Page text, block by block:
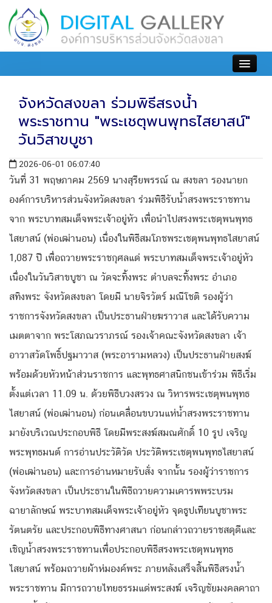
จังหวัดสงขลา ร่วมพิธีสรงน้ำ
พระราชทาน "พระเชตุพนพุทธไสยาสน์"
วันวิสาขบูชา
2026-06-01 06:07:40
วันที่ 31 พฤษภาคม 2569 นางสุรียพรรณ์ ณ สงขลา รองนายก
องค์การบริหารส่วนจังหวัดสงขลา ร่วมพิธีรับน้ำสรงพระราชทาน
จาก พระบาทสมเด็จพระเจ้าอยู่หัว เพื่อนำไปสรงพระเชตุพนพุทธ
ไสยาสน์ (พ่อเฒ่านอน) เนื่องในพิธีสมโภชพระเชตุพนพุทธไสยาสน์
1,087 ปี เพื่อถวายพระราชกุศลแด่ พระบาทสมเด็จพระเจ้าอยู่หัว
เนื่องในวันวิสาขบูชา ณ วัดจะทิ้งพระ ตำบลจะทิ้งพระ อำเภอ
สทิงพระ จังหวัดสงขลา โดยมี นายจิรวัตร์ มณีโชติ รองผู้ว่า
ราชการจังหวัดสงขลา เป็นประธานฝ่ายฆราวาส และได้รับความ
เมตตาจาก พระโสภณวราภรณ์ รองเจ้าคณะจังหวัดสงขลา เจ้า
อาวาสวัดโพธิ์ปฐมาวาส (พระอารามหลวง) เป็นประธานฝ่ายสงฆ์
พร้อมด้วยหัวหน้าส่วนราชการ และพุทธศาสนิกชนเข้าร่วม พิธีเริ่ม
ตั้งแต่เวลา 11.09 น. ด้วยพิธีบวงสรวง ณ วิหารพระเชตุพนพุทธ
ไสยาสน์ (พ่อเฒ่านอน) ก่อนเคลื่อนขบวนแห่น้ำสรงพระราชทาน
มายังบริเวณประกอบพิธี โดยมีพระสงฆ์สมณศักดิ์ 10 รูป เจริญ
พระพุทธมนต์ การอ่านประวัติวัด ประวัติพระเชตุพนพุทธไสยาสน์
(พ่อเฒ่านอน) และการอ่านหมายรับสั่ง จากนั้น รองผู้ว่าราชการ
จังหวัดสงขลา เป็นประธานในพิธีถวายความเคารพพระบรม
ฉายาลักษณ์ พระบาทสมเด็จพระเจ้าอยู่หัว จุดธูปเทียนบูชาพระ
รัตนตรัย และประกอบพิธีทางศาสนา ก่อนกล่าวถวายราชสดุดีและ
เชิญน้ำสรงพระราชทานเพื่อประกอบพิธีสรงพระเชตุพนพุทธ
ไสยาสน์ พร้อมถวายผ้าห่มองค์พระ ภายหลังเสร็จสิ้นพิธีสรงน้ำ
พระราชทาน มีการถวายไทยธรรมแด่พระสงฆ์ เจริญชัยมงคลคาถา